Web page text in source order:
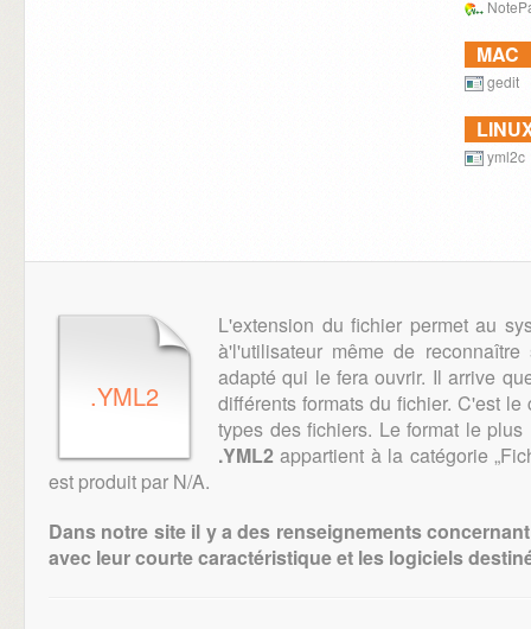
MAC
gedit
yml2c
.YML2
L'extension du fichier permet au
à'l'utilisateur même de
adapté qui le fera ouvrir. Il arrive
différents formats du fichier. C'est
types des fichiers. Le format le
.YML2 appartient à la catégorie
est produit par N/A.
Dans notre site il y a des renseignements
avec leur courte caractéristique et les logiciels